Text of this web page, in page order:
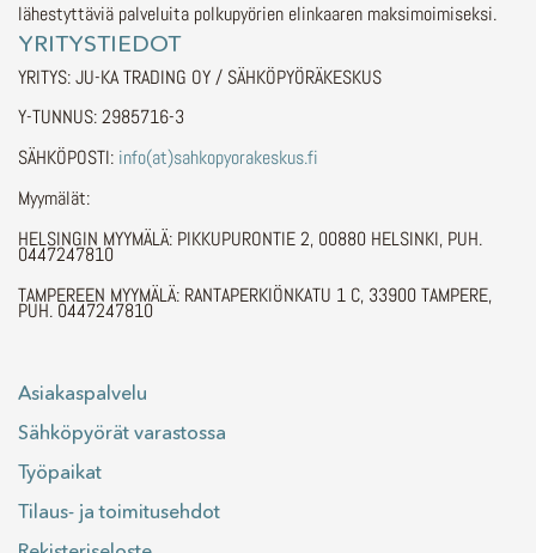
lähestyttäviä palveluita polkupyörien elinkaaren maksimoimiseksi.
YRITYSTIEDOT
YRITYS: JU-KA TRADING OY / SÄHKÖPYÖRÄKESKUS
Y-TUNNUS: 2985716-3
SÄHKÖPOSTI: info(at)sahkopyorakeskus.fi
Myymälät:
HELSINGIN MYYMÄLÄ: PIKKUPURONTIE 2, 00880 HELSINKI, PUH.
0447247810
TAMPEREEN MYYMÄLÄ: RANTAPERKIÖNKATU 1 C, 33900 TAMPERE,
PUH. 0447247810
Asiakaspalvelu
Sähköpyörät varastossa
Työpaikat
Tilaus- ja toimitusehdot